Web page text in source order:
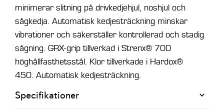
minimerar slitning på drivkedjehjul, noshjul och
sågkedja. Automatisk kedjesträckning minskar
vibrationer och säkerställer kontrollerad och stadig
sågning. GRX-grip tillverkad i Strenx® 700
höghållfasthetsstål. Klor tillverkade i Hardox®
450. Automatisk kedjesträckning.
Specifikationer